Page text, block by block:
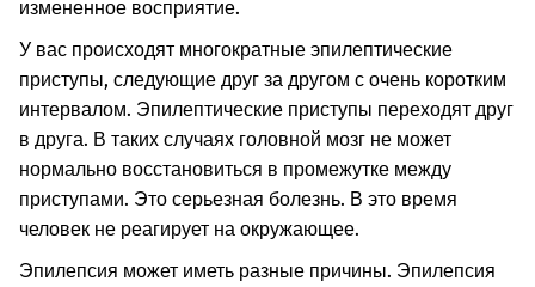
измененное восприятие.
У вас происходят многократные эпилептические
приступы, следующие друг за другом с очень коротким
интервалом. Эпилептические приступы переходят друг
в друга. В таких случаях головной мозг не может
нормально восстановиться в промежутке между
приступами. Это серьезная болезнь. В это время
человек не реагирует на окружающее.
Эпилепсия может иметь разные причины. Эпилепсия